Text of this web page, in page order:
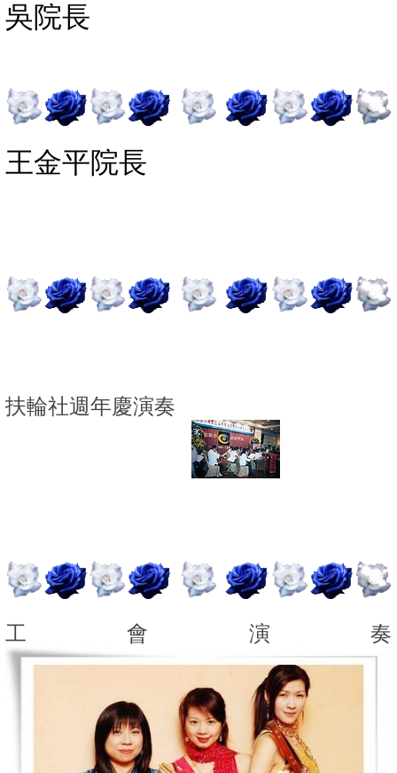
吳院長
王金平院長
扶輪社週年慶演奏
工會演奏